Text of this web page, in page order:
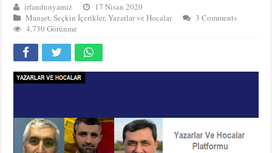
irfandunyamiz
17 Nisan 2020
Manşet,Seçkin İçerikler,Yazarlar ve Hocalar
3 Comments
4,730 Görünme